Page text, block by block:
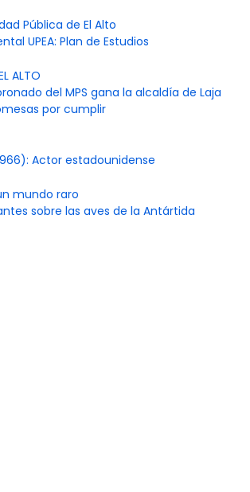
Pública de El Alto
UPEA: Plan de Estudios
ALTO
del MPS gana la alcaldía de Laja
por cumplir
Actor estadounidense
mundo raro
sobre las aves de la Antártida